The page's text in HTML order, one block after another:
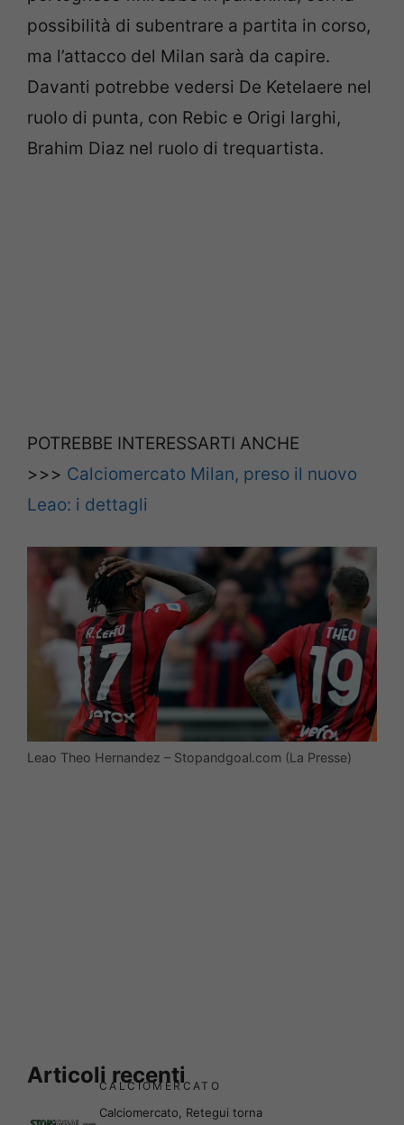
possibilità di subentrare a partita in corso,
ma l’attacco del Milan sarà da capire.
Davanti potrebbe vedersi De Ketelaere nel
ruolo di punta, con Rebic e Origi larghi,
Brahim Diaz nel ruolo di trequartista.
POTREBBE INTERESSARTI ANCHE
>>> Calciomercato Milan, preso il nuovo
Leao: i dettagli
Leao Theo Hernandez – Stopandgoal.com (La Presse)
Articoli recenti
CALCIOMERCATO
Calciomercato, Retegui torna